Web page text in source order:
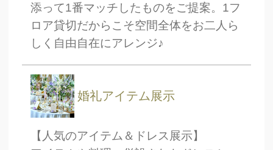
添って1番マッチしたものをご提案。1フ
ロア貸切だからこそ空間全体をお二人ら
しく自由自在にアレンジ♪
婚礼アイテム展示
【人気のアイテム＆ドレス展示】